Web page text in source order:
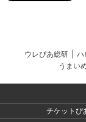
ウレぴあ総研 ハ
うまい
チケットぴ